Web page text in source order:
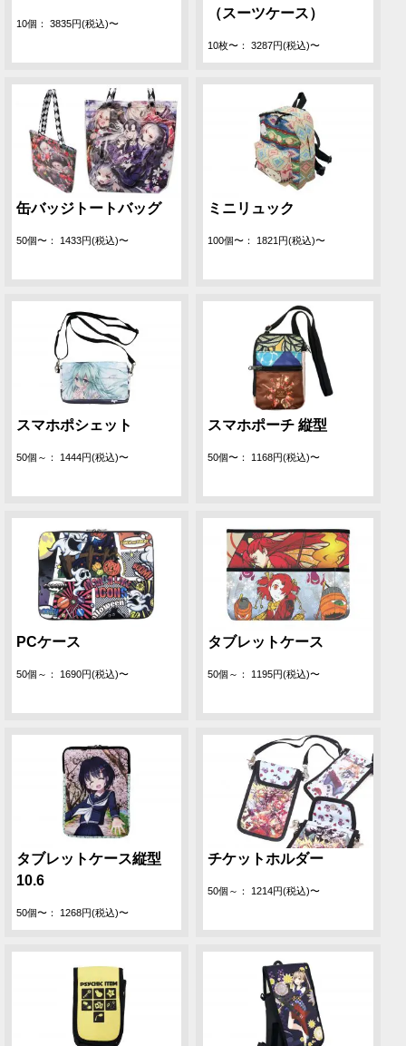
10個： 3835円(税込)〜
（スーツケース）
10枚〜： 3287円(税込)〜
缶バッジトートバッグ
50個〜： 1433円(税込)〜
ミニリュック
100個〜： 1821円(税込)〜
スマホポシェット
50個～： 1444円(税込)〜
スマホポーチ 縦型
50個〜： 1168円(税込)〜
PCケース
50個～： 1690円(税込)〜
タブレットケース
50個～： 1195円(税込)〜
タブレットケース縦型
10.6
50個〜： 1268円(税込)〜
チケットホルダー
50個～： 1214円(税込)〜